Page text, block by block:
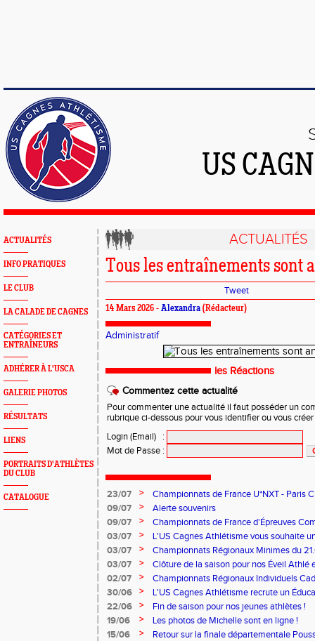
US
ACTUALITÉS
INFO PRATIQUES
LE CLUB
LA CALADE DE CAGNES
CATÉGORIES ET
ENTRAÎNEURS
ADHÉRER À L'USCA
GALERIE PHOTOS
RÉSULTATS
LIENS
PORTRAITS D'ATHLÈTES
DU CLUB
CATALOGUE
ACTUALITÉS
Tous les entraînements sont
Tweet
14 Mars 2026 - Alexandra (Rédacteur)
Administratif
les Réactions
Commentez cette actualité
Pour commenter une actualité il faut posséder un
rubrique ci-dessous pour vous identifier ou vous
Login (Email)
:
Mot de Passe :
23/07 >
Championnats de France U*NXT - Paris
09/07
>
Alerte souvenirs
09/07
>
Championnats de France d'Épreuves
03/07
>
L'US Cagnes Athlétisme vous souhaite
03/07
>
Championnats Régionaux Minimes du
03/07
>
Clôture de la saison pour nos Éveil Athlé
02/07
>
Championnats Régionaux Individuels
30/06
>
L'US Cagnes Athlétisme recrute un
22/06
>
Fin de saison pour nos jeunes athlètes !
19/06
>
Les photos de Michelle sont en ligne !
15/06
>
Retour sur la finale départementale